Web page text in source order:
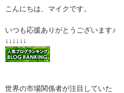
こんにちは、マイクです。
いつも応援ありがとうございます♪
↓↓↓↓↓↓
世界の市場関係者が注目していた